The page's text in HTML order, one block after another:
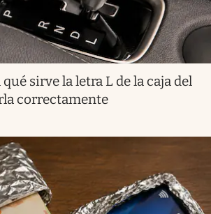
qué sirve la letra L de la caja del
correctamente